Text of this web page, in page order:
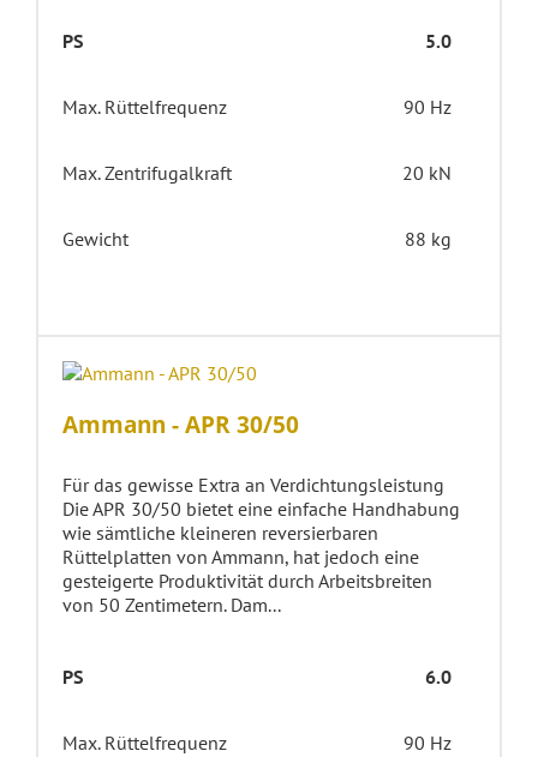
PS 5.0
Max. Rüttelfrequenz 90 Hz
Max. Zentrifugalkraft 20 kN
Gewicht 88 kg
Ammann - APR 30/50
Für das gewisse Extra an Verdichtungsleistung
Die APR 30/50 bietet eine einfache Handhabung
wie sämtliche kleineren reversierbaren
Rüttelplatten von Ammann, hat jedoch eine
gesteigerte Produktivität durch Arbeitsbreiten
von 50 Zentimetern. Dam...
PS 6.0
Max. Rüttelfrequenz 90 Hz